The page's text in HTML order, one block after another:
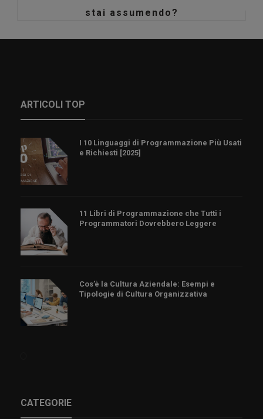
stai assumendo?
ARTICOLI TOP
I 10 Linguaggi di Programmazione Più Usati
e Richiesti [2025]
11 Libri di Programmazione che Tutti i
Programmatori Dovrebbero Leggere
Cos’è la Cultura Aziendale: Esempi e
Tipologie di Cultura Organizzativa
CATEGORIE